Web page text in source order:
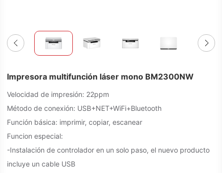
Impresora multifunción láser mono BM2300NW
Velocidad de impresión: 22ppm
Método de conexión: USB+NET+WiFi+Bluetooth
Función básica: imprimir, copiar, escanear
Funcion especial:
-Instalación de controlador en un solo paso, el nuevo producto
incluye un cable USB